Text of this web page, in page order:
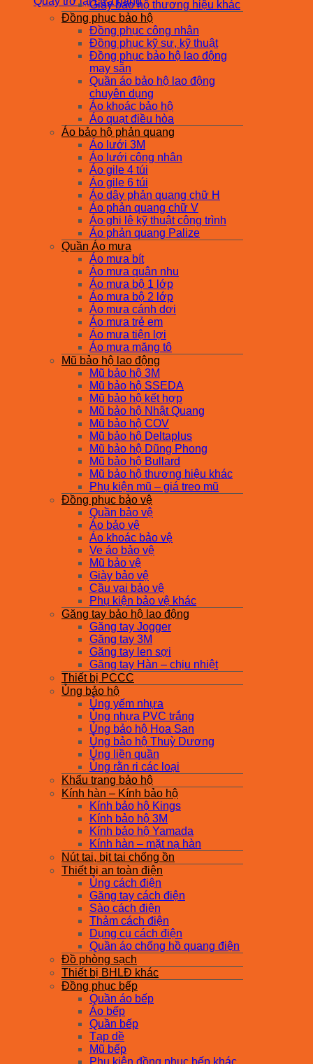
Giày bảo hộ thương hiệu khác
Đồng phục bảo hộ
Đồng phục công nhân
Đồng phục kỹ sư, kỹ thuật
Đồng phục bảo hộ lao động
may sẵn
Quần áo bảo hộ lao động
chuyên dụng
Áo khoác bảo hộ
Áo quạt điều hòa
Áo bảo hộ phản quang
Áo lưới 3M
Áo lưới công nhân
Áo gile 4 túi
Áo gile 6 túi
Áo dây phản quang chữ H
Áo phản quang chữ V
Áo ghi lê kỹ thuật công trình
Áo phản quang Palize
Quần Áo mưa
Áo mưa bít
Áo mưa quân nhu
Áo mưa bộ 1 lớp
Áo mưa bộ 2 lớp
Áo mưa cánh dơi
Áo mưa trẻ em
Áo mưa tiện lợi
Áo mưa măng tô
Mũ bảo hộ lao động
Mũ bảo hộ 3M
Mũ bảo hộ SSEDA
Mũ bảo hộ kết hợp
Mũ bảo hộ Nhật Quang
Mũ bảo hộ COV
Mũ bảo hộ Deltaplus
Mũ bảo hộ Dũng Phong
Mũ bảo hộ Bullard
Mũ bảo hộ thương hiệu khác
Phụ kiện mũ – giá treo mũ
Đồng phục bảo vệ
Quần bảo vệ
Áo bảo vệ
Áo khoác bảo vệ
Ve áo bảo vệ
Mũ bảo vệ
Giày bảo vệ
Cầu vai bảo vệ
Phụ kiện bảo vệ khác
Găng tay bảo hộ lao động
Găng tay Jogger
Găng tay 3M
Găng tay len sợi
Găng tay Hàn – chịu nhiệt
Thiết bị PCCC
Ủng bảo hộ
Ủng yếm nhựa
Ủng nhựa PVC trắng
Ủng bảo hộ Hoa San
Ủng bảo hộ Thuỳ Dương
Ủng liền quần
Ủng rằn ri các loại
Khẩu trang bảo hộ
Kính hàn – Kính bảo hộ
Kính bảo hộ Kings
Kính bảo hộ 3M
Kính bảo hộ Yamada
Kính hàn – mặt nạ hàn
Nút tai, bịt tai chống ồn
Thiết bị an toàn điện
Ủng cách điện
Găng tay cách điện
Sào cách điện
Thảm cách điện
Dụng cụ cách điện
Quần áo chống hồ quang điện
Đồ phòng sạch
Thiết bị BHLĐ khác
Đồng phục bếp
Quần áo bếp
Áo bếp
Quần bếp
Tạp dề
Mũ bếp
Phụ kiện đồng phục bếp khác